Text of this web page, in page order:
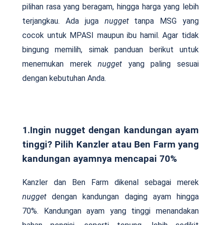
pilihan rasa yang beragam, hingga harga yang lebih
terjangkau. Ada juga nuggettanpa MSG yang
cocok untuk MPASI maupun ibu hamil. Agar tidak
bingung memilih, simak panduan berikut untuk
menemukan mereknugget yang paling sesuai
dengan kebutuhan Anda.
1.Ingin nugget dengan kandungan ayam
tinggi? Pilih Kanzler atau Ben Farm yang
kandungan ayamnya mencapai 70%
Kanzler dan Ben Farm dikenal sebagai merek
nuggetdengan kandungan daging ayam hingga
70%. Kandungan ayam yang tinggi menandakan